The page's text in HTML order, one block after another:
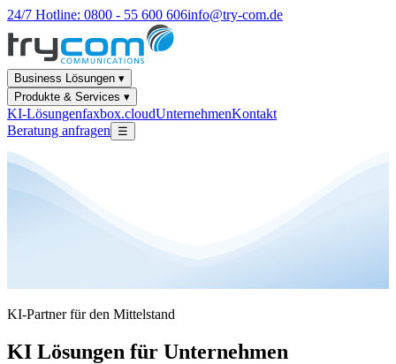
24/7 Hotline: 0800 - 55 600 606info@try-com.de
Business Lösungen ▾
Produkte & Services ▾
KI-Lösungenfaxbox.cloudUnternehmenKontakt
Beratung anfragen
☰
KI-Partner für den Mittelstand
KI Lösungen für Unternehmen